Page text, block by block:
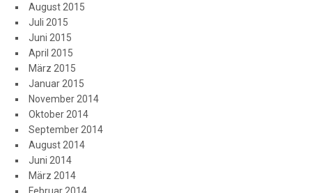
August 2015
Juli 2015
Juni 2015
April 2015
März 2015
Januar 2015
November 2014
Oktober 2014
September 2014
August 2014
Juni 2014
März 2014
Februar 2014